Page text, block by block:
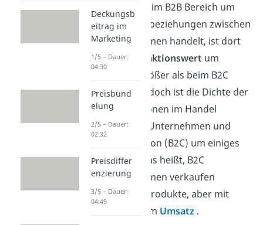
Da es sich im B2B Bereich um
Geschäftsbeziehungen zwischen
Unternehmen handelt, ist dort
derTransaktionswert um
einiges größer als beim B2C
Handel. Jedoch ist die Dichte der
Transaktionen im Handel
zwischen Unternehmen und
Privatperson (B2C) um einiges
größer. Das heißt, B2C
Unternehmen verkaufen
häufiger Produkte, aber mit
geringerem Umsatz .
Deckungsb
eitrag im
Marketing
1/5 – Dauer:
04:30
Preisbünd
elung
2/5 – Dauer:
02:32
Preisdiffer
enzierung
3/5 – Dauer:
04:49